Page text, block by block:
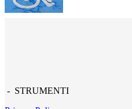
- STRUMENTI